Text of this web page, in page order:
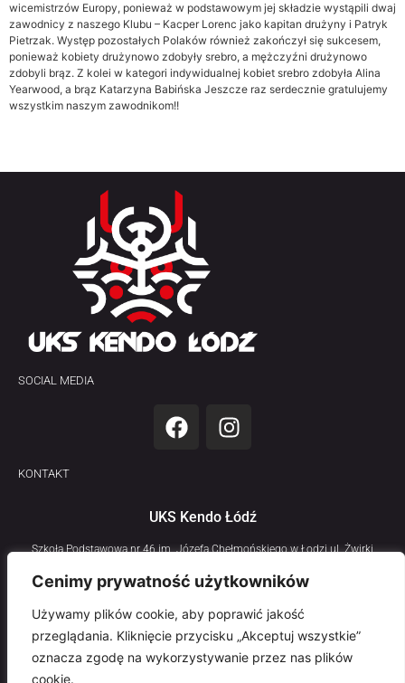
Cenimy prywatność użytkowników
Używamy plików cookie, aby poprawić jakość
przeglądania. Kliknięcie przycisku „Akceptuj wszystkie”
oznacza zgodę na wykorzystywanie przez nas plików
cookie.
wicemistrzów Europy, ponieważ w podstawowym jej składzie wystąpili dwaj
zawodnicy z naszego Klubu – Kacper Lorenc jako kapitan drużyny i Patryk
Pietrzak. Występ pozostałych Polaków również zakończył się sukcesem,
ponieważ kobiety drużynowo zdobyły srebro, a mężczyźni drużynowo
zdobyli brąz. Z kolei w kategori indywidualnej kobiet srebro zdobyła Alina
Yearwood, a brąz Katarzyna Babińska Jeszcze raz serdecznie gratulujemy
wszystkim naszym zawodnikom!!
SOCIAL MEDIA
KONTAKT
UKS Kendo Łódź
Szkoła Podstawowa nr 46 im. Józefa Chełmońskiego w Łodzi ul. Żwirki
Polityka prywatności